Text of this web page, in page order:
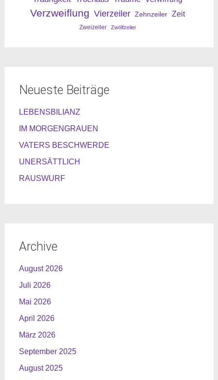
Verzweiflung Vierzeiler Zehnzeiler Zeit
Zweizeiler Zwölfzeiler
Neueste Beiträge
LEBENSBILIANZ
IM MORGENGRAUEN
VATERS BESCHWERDE
UNERSÄTTLICH
RAUSWURF
Archive
August 2026
Juli 2026
Mai 2026
April 2026
März 2026
September 2025
August 2025